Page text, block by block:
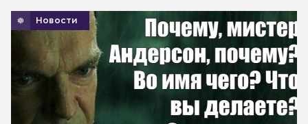
Новости